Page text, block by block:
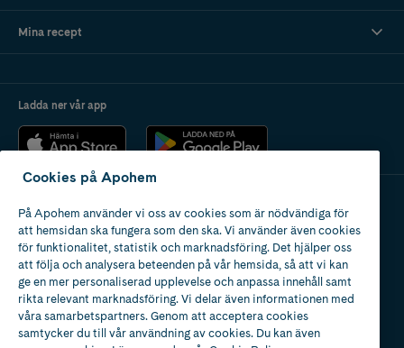
Mina recept
Ladda ner vår app
Apotek med tillstånd
av Läkemedelsverket
2024
Cookies på Apohem
På Apohem använder vi oss av cookies som är nödvändiga för
att hemsidan ska fungera som den ska. Vi använder även cookies
för funktionalitet, statistik och marknadsföring. Det hjälper oss
att följa och analysera beteenden på vår hemsida, så att vi kan
ge en mer personaliserad upplevelse och anpassa innehåll samt
rikta relevant marknadsföring. Vi delar även informationen med
våra samarbetspartners. Genom att acceptera cookies
samtycker du till vår användning av cookies. Du kan även